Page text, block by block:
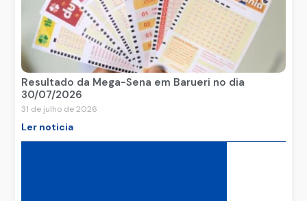
Resultado da Mega-Sena em Barueri no dia
30/07/2026
31 de julho de 2026
Ler noticia